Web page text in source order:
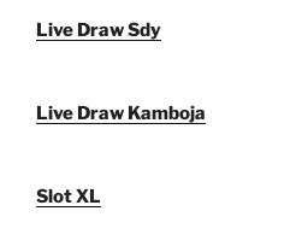
Live Draw Sdy
Live Draw Kamboja
Slot XL